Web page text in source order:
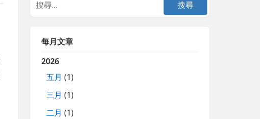
每月文章
2026
五月 (1)
三月 (1)
二月 (1)